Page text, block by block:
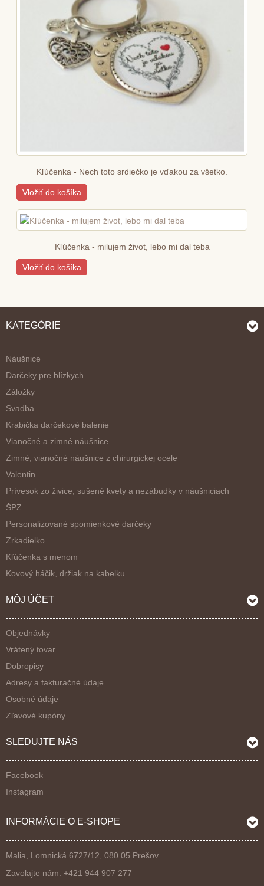
Kľúčenka - Nech toto srdiečko je vďakou za všetko.
Vložiť do košíka
Kľúčenka - milujem život, lebo mi dal teba
Vložiť do košíka
KATEGÓRIE
Náušnice
Darčeky pre blízkych
Záložky
Svadba
Krabička darčekové balenie
Vianočné a zimné náušnice
Zimné, vianočné náušnice z chirurgickej ocele
Valentin
Prívesok zo živice, sušené kvety a nezábudky v náušniciach
ŠPZ
Personalizované spomienkové darčeky
Zrkadielko
Kľúčenka s menom
Kovový háčik, držiak na kabelku
MÔJ ÚČET
Objednávky
Vrátený tovar
Dobropisy
Adresy a fakturačné údaje
Osobné údaje
Zľavové kupóny
SLEDUJTE NÁS
Facebook
Instagram
INFORMÁCIE O E-SHOPE
Malia, Lomnická 6727/12, 080 05 Prešov
Zavolajte nám: +421 944 907 277